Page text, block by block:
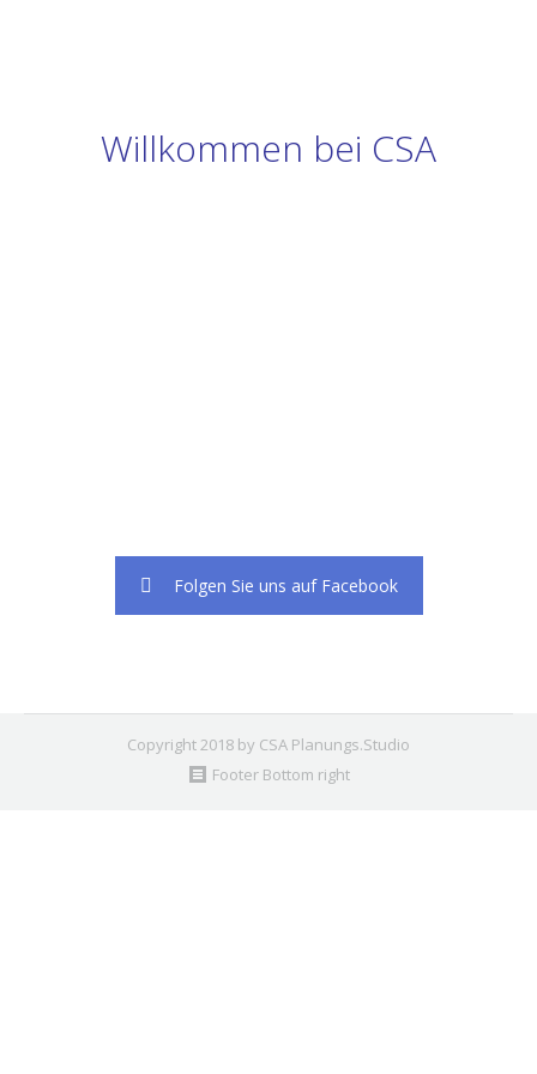
Willkommen bei CSA
Folgen Sie uns auf Facebook
Copyright 2018 by CSA Planungs.Studio
Footer Bottom right